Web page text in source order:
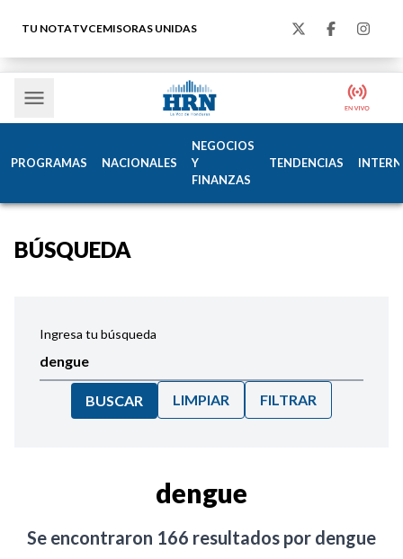
TU NOTATVCEMISORAS UNIDAS
PROGRAMAS NACIONALES
NEGOCIOS
Y
FINANZAS
TENDENCIAS
BÚSQUEDA
Ingresa tu búsqueda
BUSCAR LIMPIAR FILTRAR
dengue
Se encontraron 166 resultados por dengue